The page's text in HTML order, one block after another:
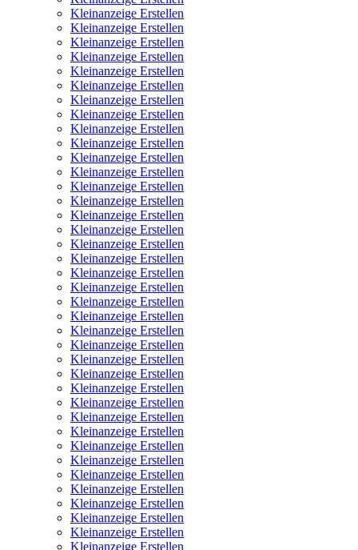
Kleinanzeige Erstellen
Kleinanzeige Erstellen
Kleinanzeige Erstellen
Kleinanzeige Erstellen
Kleinanzeige Erstellen
Kleinanzeige Erstellen
Kleinanzeige Erstellen
Kleinanzeige Erstellen
Kleinanzeige Erstellen
Kleinanzeige Erstellen
Kleinanzeige Erstellen
Kleinanzeige Erstellen
Kleinanzeige Erstellen
Kleinanzeige Erstellen
Kleinanzeige Erstellen
Kleinanzeige Erstellen
Kleinanzeige Erstellen
Kleinanzeige Erstellen
Kleinanzeige Erstellen
Kleinanzeige Erstellen
Kleinanzeige Erstellen
Kleinanzeige Erstellen
Kleinanzeige Erstellen
Kleinanzeige Erstellen
Kleinanzeige Erstellen
Kleinanzeige Erstellen
Kleinanzeige Erstellen
Kleinanzeige Erstellen
Kleinanzeige Erstellen
Kleinanzeige Erstellen
Kleinanzeige Erstellen
Kleinanzeige Erstellen
Kleinanzeige Erstellen
Kleinanzeige Erstellen
Kleinanzeige Erstellen
Kleinanzeige Erstellen
Kleinanzeige Erstellen
Kleinanzeige Erstellen